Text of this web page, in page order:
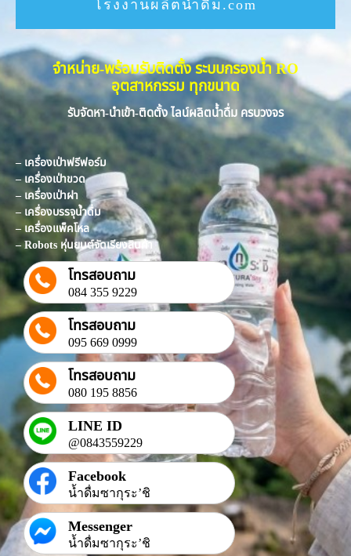
โรงงานผลิตน้ำดื่ม.com
จำหน่าย-พร้อมรับติดตั้ง ระบบกรองน้ำ RO
อุตสาหกรรม ทุกขนาด
รับจัดหา-นำเข้า-ติดตั้ง ไลน์ผลิตน้ำดื่ม ครบวงจร
– เครื่องเป่าฟรีฟอร์ม
– เครื่องเป่าขวด
– เครื่องเป่าฝา
– เครื่องบรรจุน้ำดื่ม
– เครื่องแพ็คโหล
– Robots หุ่นยนต์จัดเรียงสินค้า
โทรสอบถาม
084 355 9229
โทรสอบถาม
095 669 0999
โทรสอบถาม
080 195 8856
LINE ID
@0843559229
Facebook
น้ำดื่มซากุระ’ชิ
Messenger
น้ำดื่มซากุระ’ชิ